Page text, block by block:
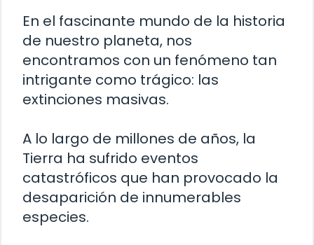
En el fascinante mundo de la historia
de nuestro planeta, nos
encontramos con un fenómeno tan
intrigante como trágico: las
extinciones masivas.
A lo largo de millones de años, la
Tierra ha sufrido eventos
catastróficos que han provocado la
desaparición de innumerables
especies.